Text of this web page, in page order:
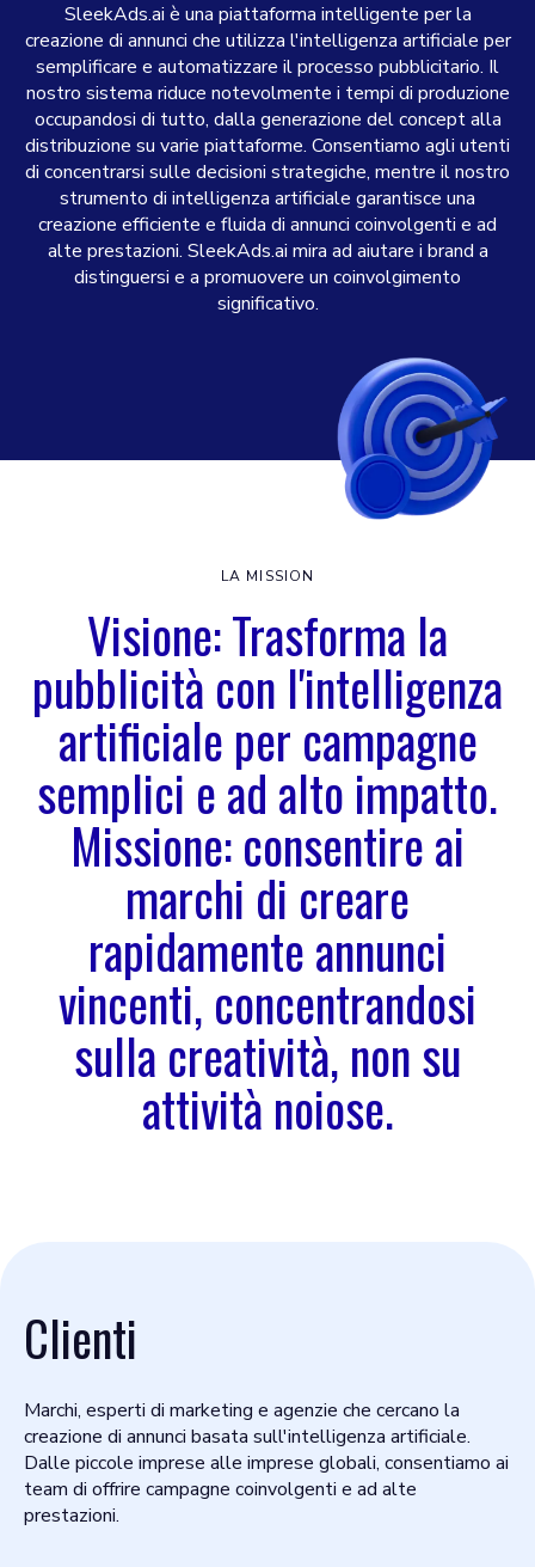
SleekAds.ai è una piattaforma intelligente per la
creazione di annunci che utilizza l'intelligenza artificiale per
semplificare e automatizzare il processo pubblicitario. Il
nostro sistema riduce notevolmente i tempi di produzione
occupandosi di tutto, dalla generazione del concept alla
distribuzione su varie piattaforme. Consentiamo agli utenti
di concentrarsi sulle decisioni strategiche, mentre il nostro
strumento di intelligenza artificiale garantisce una
creazione efficiente e fluida di annunci coinvolgenti e ad
alte prestazioni. SleekAds.ai mira ad aiutare i brand a
distinguersi e a promuovere un coinvolgimento
significativo.
LA MISSION
Visione: Trasforma la
pubblicità con l'intelligenza
artificiale per campagne
semplici e ad alto impatto.
Missione: consentire ai
marchi di creare
rapidamente annunci
vincenti, concentrandosi
sulla creatività, non su
attività noiose.
Clienti
Marchi, esperti di marketing e agenzie che cercano la
creazione di annunci basata sull'intelligenza artificiale.
Dalle piccole imprese alle imprese globali, consentiamo ai
team di offrire campagne coinvolgenti e ad alte
prestazioni.